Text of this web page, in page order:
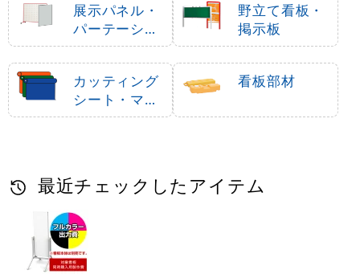
展示パネル・
パーテーショ
ン
野立て看板・
掲示板
カッティング
シート・マー
キングフィル
看板部材
最近チェックしたアイテム